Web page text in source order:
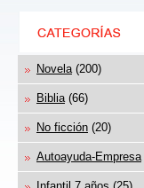
Novela (200)
Biblia (66)
No ficción (20)
Autoayuda-Empresa